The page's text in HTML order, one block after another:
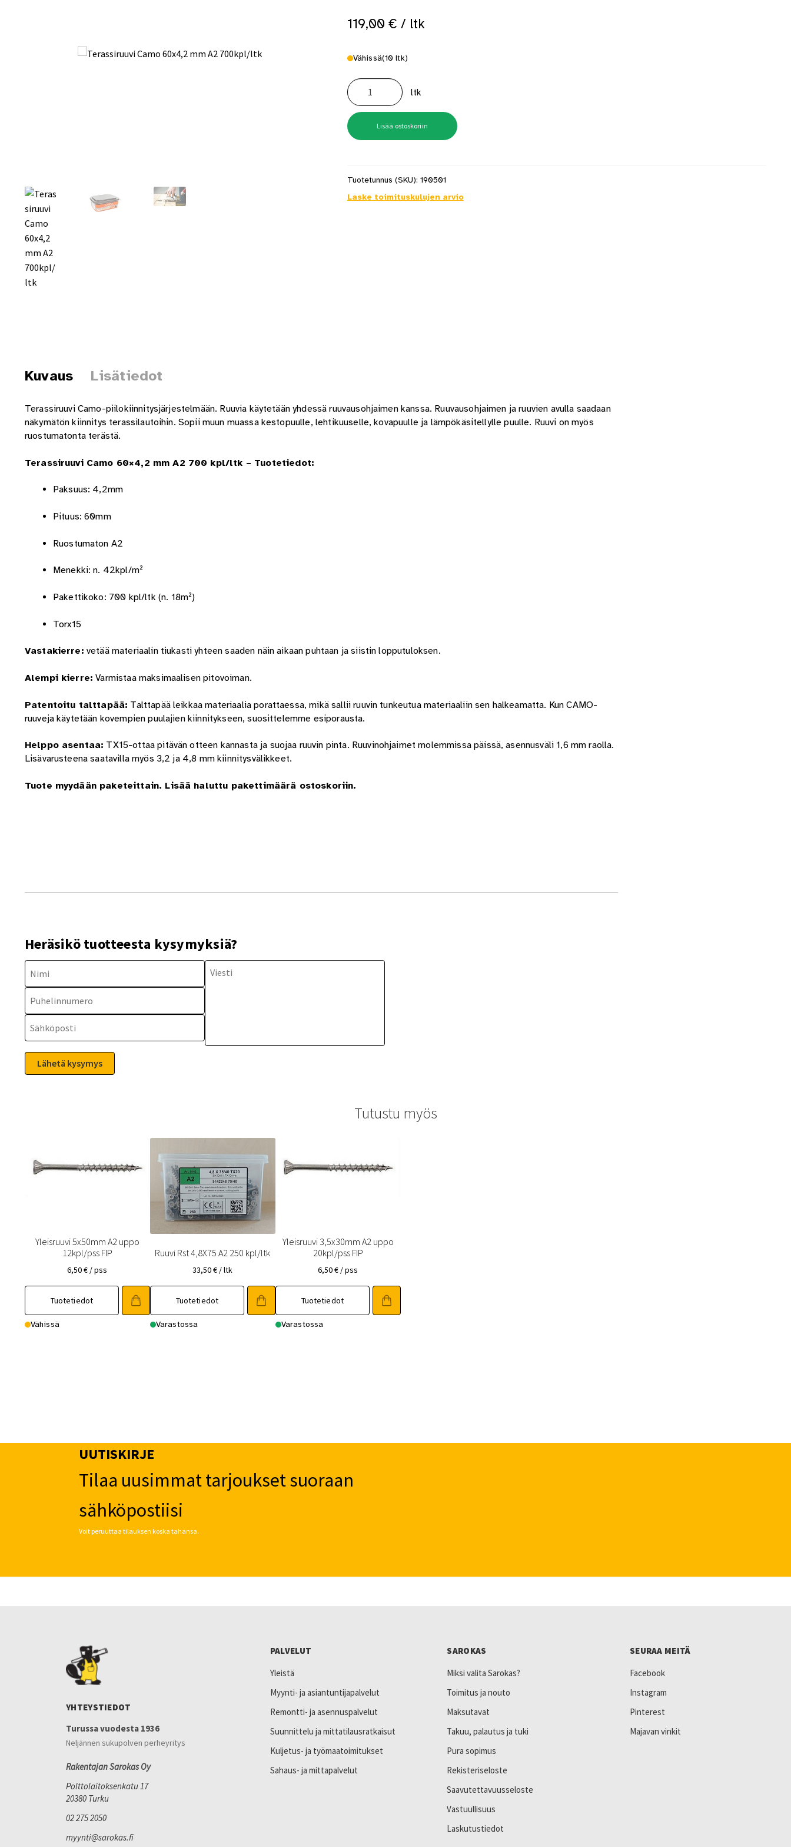
119,00 € / ltk
Vähissä(10 ltk)
Terassiruuvi
Camo
60x4,2
mm
A2
700kpl/ltk
määrä
ltk
Lisää ostoskoriin
Tuotetunnus (SKU): 190501
Laske toimituskulujen arvio
Kuvaus Lisätiedot
Terassiruuvi Camo-piilokiinnitysjärjestelmään. Ruuvia käytetään yhdessä ruuvausohjaimen kanssa. Ruuvausohjaimen ja ruuvien avulla saadaan
näkymätön kiinnitys terassilautoihin. Sopii muun muassa kestopuulle, lehtikuuselle, kovapuulle ja lämpökäsitellylle puulle. Ruuvi on myös
ruostumatonta terästä.
Terassiruuvi Camo 60×4,2 mm A2 700 kpl/ltk – Tuotetiedot:
Paksuus: 4,2mm
Pituus: 60mm
Ruostumaton A2
Menekki: n. 42kpl/m²
Pakettikoko: 700 kpl/ltk (n. 18m²)
Torx15
Vastakierre: vetää materiaalin tiukasti yhteen saaden näin aikaan puhtaan ja siistin lopputuloksen.
Alempi kierre: Varmistaa maksimaalisen pitovoiman.
Patentoitu talttapää: Talttapää leikkaa materiaalia porattaessa, mikä sallii ruuvin tunkeutua materiaaliin sen halkeamatta. Kun CAMO-
ruuveja käytetään kovempien puulajien kiinnitykseen, suosittelemme esiporausta.
Helppo asentaa: TX15-ottaa pitävän otteen kannasta ja suojaa ruuvin pinta. Ruuvinohjaimet molemmissa päissä, asennusväli 1,6 mm raolla.
Lisävarusteena saatavilla myös 3,2 ja 4,8 mm kiinnitysvälikkeet.
Tuote myydään paketeittain. Lisää haluttu pakettimäärä ostoskoriin.
Heräsikö tuotteesta kysymyksiä?
Tutustu myös
Yleisruuvi 5x50mm A2 uppo
12kpl/pss FIP
6,50€ / pss
Tuotetiedot
Vähissä
Ruuvi Rst 4,8X75 A2 250 kpl/ltk
33,50€ / ltk
Tuotetiedot
Varastossa
Yleisruuvi 3,5x30mm A2 uppo
20kpl/pss FIP
6,50€ / pss
Tuotetiedot
Varastossa
UUTISKIRJE
Tilaa uusimmat tarjoukset suoraan
sähköpostiisi
Voit peruuttaa tilauksen koska tahansa.
YHTEYSTIEDOT
Turussa vuodesta 1936
Neljännen sukupolven perheyritys
Rakentajan Sarokas Oy
Polttolaitoksenkatu 17
20380 Turku
02 275 2050
myynti@sarokas.fi
PALVELUT
Yleistä
Myynti- ja asiantuntijapalvelut
Remontti- ja asennuspalvelut
Suunnittelu ja mittatilausratkaisut
Kuljetus- ja työmaatoimitukset
Sahaus- ja mittapalvelut
SAROKAS
Miksi valita Sarokas?
Toimitus ja nouto
Maksutavat
Takuu, palautus ja tuki
Pura sopimus
Rekisteriseloste
Saavutettavuusseloste
Vastuullisuus
Laskutustiedot
SEURAA MEITÄ
Facebook
Instagram
Pinterest
Majavan vinkit